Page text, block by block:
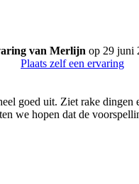
van Merlijn op 29 juni
Plaats zelf een ervaring
goed uit. Ziet rake dingen
we hopen dat de